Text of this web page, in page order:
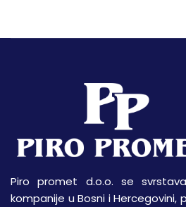
Piro promet d.o.o. se
kompanije u Bosni i